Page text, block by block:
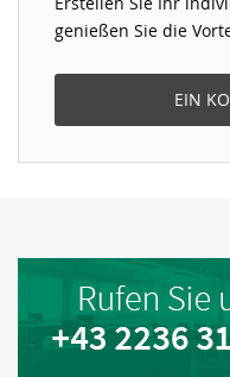
genießen Sie die
EIN